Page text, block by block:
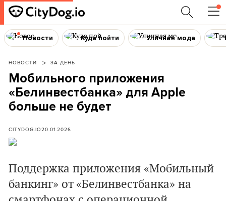
Новости Куда пойти Уличная мода
НОВОСТИ ЗА ДЕНЬ
Мобильного приложения
«Белинвестбанка» для Apple
больше не будет
CITYDOG.IO20.01.2026
Поддержка приложения «Мобильный
банкинг» от«Белинвестбанка» на